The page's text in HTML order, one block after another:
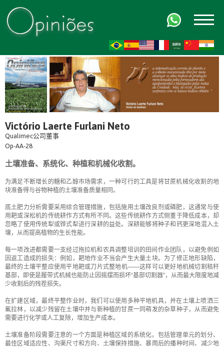
Victório Laerte Furlani Neto
Qualimec公司董事
Op-AA-28
土壤准备、系统化、种植和机械化收割。
为满足不断增长的糖和乙醇市场需求，一种可行的工具是将甘蔗机械化收割的地
块准备得与谷物种植的土壤准备质量相同。
底土肥力分析需要采用综合管理措施，包括施用土壤改良剂或磷肥，这通常与使
用耙或深松机的传统耕作方式有所不同。这些传统耕作方式侧重于降低成本，却
忽略了使用传统犁或铧式犁进行深耕的益处。深耕能够将种子和钙更深地混入土
壤，从而提高植物的生长性能。
每一项改进都需要一支经过拖拉机和农具调整培训的田间作业团队，以避免例如
因返工造成的损失：例如，耙地作业不当会产生大量土块。为了修正地形缺陷，
最终的土壤平整应使用平地耙或刀片式整地机——这样可以更好地机械切割秸秆
基部，即使是履带式机械也能防止因摇摆而损坏“基部切割器”，从而最大限度地减
少收割后的残茬损失。
在扩建区域，最终平整作业时，我们可以使用多种平地机具，并在土壤上喷洒三
氟拉林，以减少残留在土壤中并与新种植的甘蔗一同萌发的杂草种子，从而避免
需要进行化学或人工复除，增加生产成本。
土壤准备阶段需要注意的一个方面是种植区域的系统化，包括管理单元的划分、
最佳区域适应性、沟渠尺寸和方向、土壤保持措施、暴雨后的播种时间、减少地